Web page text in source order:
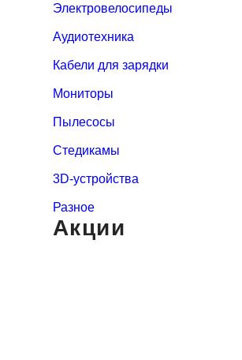
Электровелосипеды
Аудиотехника
Кабели для зарядки
Мониторы
Пылесосы
Стедикамы
3D-устройства
Разное
Акции